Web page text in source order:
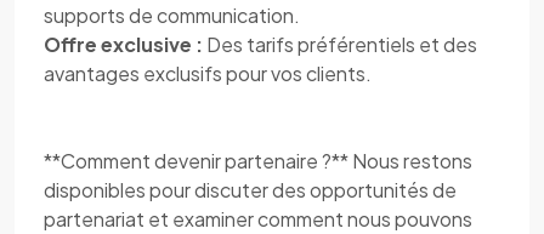
supports de communication.
Offre exclusive : Des tarifs préférentiels et des
avantages exclusifs pour vos clients.
**Comment devenir partenaire ?** Nous restons
disponibles pour discuter des opportunités de
partenariat et examiner comment nous pouvons